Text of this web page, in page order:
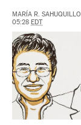
MARÍA R. SAHUQUILLO
05:28 EDT